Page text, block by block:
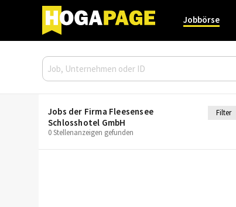
Jobbörse
Jobs der Firma Fleesensee
Schlosshotel GmbH
Filter
0 Stellenanzeigen gefunden